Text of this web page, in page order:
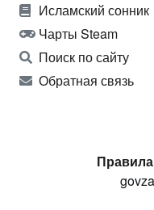
Исламский сонник
Чарты Steam
Поиск по сайту
Обратная связь